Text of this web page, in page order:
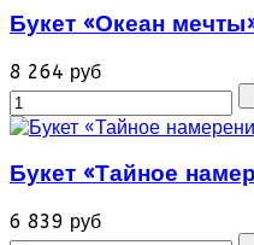
Букет «Океан
8 264 руб
Букет «Тайное
6 839 руб